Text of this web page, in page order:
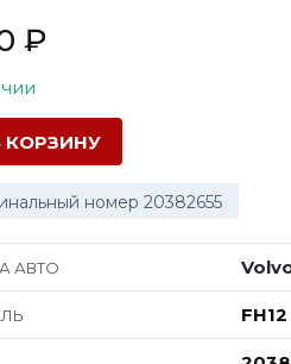
₽
КОРЗИНУ
номер 20382655
АВТО